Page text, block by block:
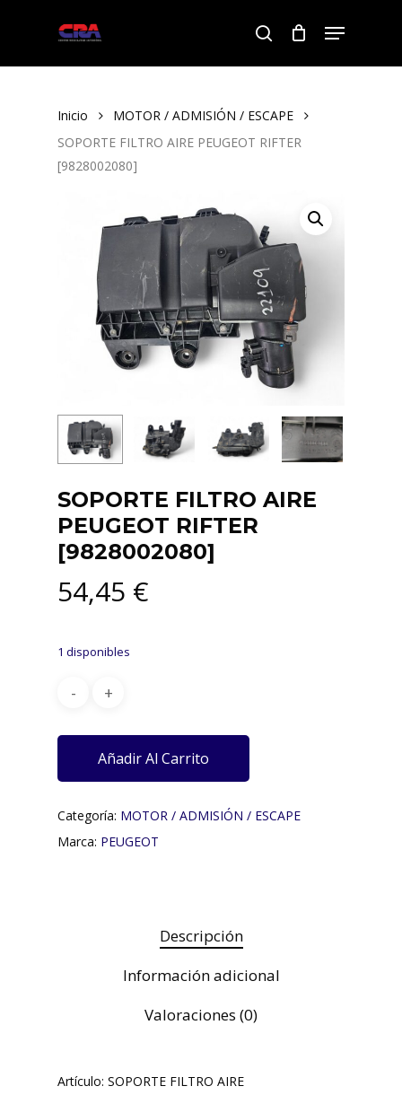
search
Menu
Inicio
MOTOR / ADMISIÓN / ESCAPE
SOPORTE FILTRO AIRE PEUGEOT RIFTER
[9828002080]
SOPORTE FILTRO AIRE
PEUGEOT RIFTER
[9828002080]
54,45 €
1 disponibles
Añadir Al Carrito
Categoría: MOTOR / ADMISIÓN / ESCAPE
Marca: PEUGEOT
Descripción
Información adicional
Valoraciones (0)
Artículo: SOPORTE FILTRO AIRE